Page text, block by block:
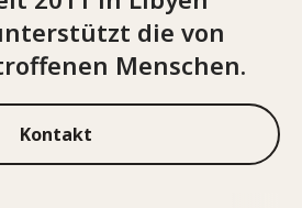
die von
Menschen.
Kontakt